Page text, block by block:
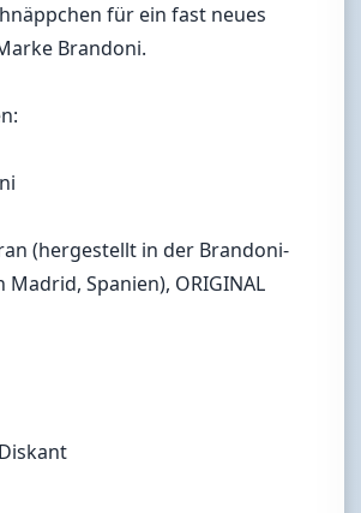
für ein fast neues
Brandoni.
(hergestellt in der Brandoni-
Spanien), ORIGINAL